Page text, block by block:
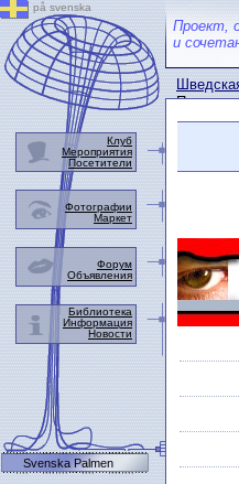
Проект,
и
Пальмы
på svenska
Клуб
Мероприятия
Посетители
Фотографии
Маркет
Форум
Объявления
Библиотека
Информация
Новости
Svenska Palmen